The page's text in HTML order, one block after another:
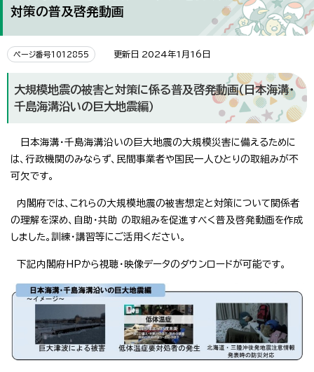
対策の普及啓発動画
ページ番号1012855 更新日 2024年1月16日
大規模地震の被害と対策に係る普及啓発動画（日本海溝・
千島海溝沿いの巨大地震編）
日本海溝・千島海溝沿いの巨大地震の大規模災害に備えるために
は、行政機関のみならず、民間事業者や国民一人ひとりの取組みが不
可欠です。
内閣府では、これらの大規模地震の被害想定と対策について関係者
の理解を深め、自助・共助 の取組みを促進すべく普及啓発動画を作成
しました。訓練・講習等にご活用ください。
下記内閣府HPから視聴・映像データのダウンロードが可能です。